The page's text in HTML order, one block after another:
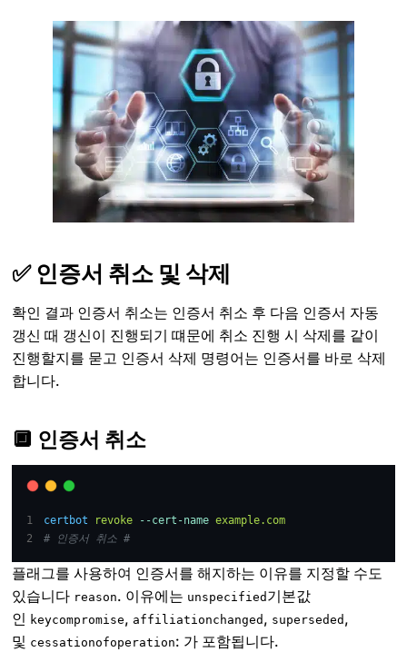
✅ 인증서 취소 및 삭제
확인 결과 인증서 취소는 인증서 취소 후 다음 인증서 자동
갱신 때 갱신이 진행되기 떄문에 취소 진행 시 삭제를 같이
진행할지를 묻고 인증서 삭제 명령어는 인증서를 바로 삭제
합니다.
🔲 인증서 취소
certbot revoke --cert-name example.com
# 인증서 취소 #
플래그를 사용하여 인증서를 해지하는 이유를 지정할 수도
있습니다 reason. 이유에는 unspecified 기본값
인 keycompromise, affiliationchanged , superseded ,
및 cessationofoperation: 가 포함됩니다.